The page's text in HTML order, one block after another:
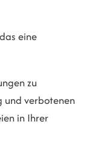
eine
zu
und verbotenen
in Ihrer